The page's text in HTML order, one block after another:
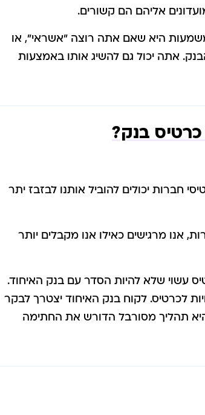
אליהם הם קשורים.
היא שאם אתה רוצה "אשראי", או
אתה יכול גם להשיג אותו באמצעות
בנק?
חברות יכולים להוביל אותנו לבזבז יתר
אנו מרגישים כאילו אנו מקבלים יותר
עשוי שלא להיות הסדר עם בנק האיחוד.
לכרטיס. לקוח בנק האיחוד יצטרך לבקר
תהליך מסורבל הדורש את החתימה